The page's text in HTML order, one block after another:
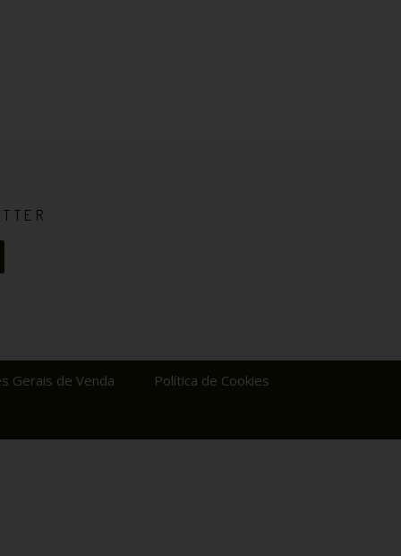
Gerais de Venda Política de Cookies